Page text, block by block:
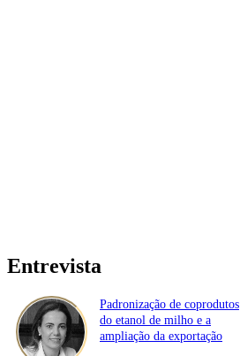
Entrevista
Padronização de coprodutos
do etanol de milho e a
ampliação da exportação